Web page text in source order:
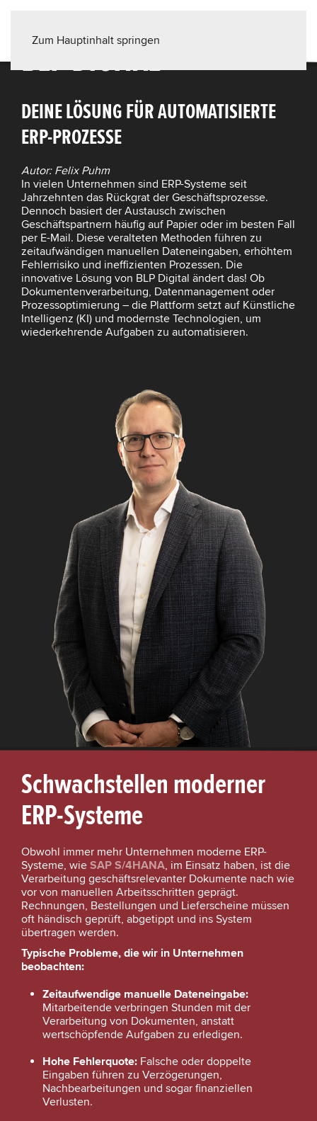
Zum Hauptinhalt springen
BLP DIGITAL
DEINE LÖSUNG FÜR AUTOMATISIERTE
ERP-PROZESSE
Autor: Felix Puhm
In vielen Unternehmen sind ERP-Systeme seit
Jahrzehnten das Rückgrat der Geschäftsprozesse.
Dennoch basiert der Austausch zwischen
Geschäftspartnern häufig auf Papier oder im besten Fall
per E-Mail. Diese veralteten Methoden führen zu
zeitaufwändigen manuellen Dateneingaben, erhöhtem
Fehlerrisiko und ineffizienten Prozessen. Die
innovative Lösung von BLP Digital ändert das! Ob
Dokumentenverarbeitung, Datenmanagement oder
Prozessoptimierung – die Plattform setzt auf Künstliche
Intelligenz (KI) und modernste Technologien, um
wiederkehrende Aufgaben zu automatisieren.
Schwachstellen moderner
ERP-Systeme
Obwohl immer mehr Unternehmen moderne ERP-
Systeme, wie SAP S/4HANA, im Einsatz haben, ist die
Verarbeitung geschäftsrelevanter Dokumente nach wie
vor von manuellen Arbeitsschritten geprägt.
Rechnungen, Bestellungen und Lieferscheine müssen
oft händisch geprüft, abgetippt und ins System
übertragen werden.
Typische Probleme, die wir in Unternehmen
beobachten:
Zeitaufwendige manuelle Dateneingabe:
Mitarbeitende verbringen Stunden mit der
Verarbeitung von Dokumenten, anstatt
wertschöpfende Aufgaben zu erledigen.
Hohe Fehlerquote: Falsche oder doppelte
Eingaben führen zu Verzögerungen,
Nachbearbeitungen und sogar finanziellen
Verlusten.